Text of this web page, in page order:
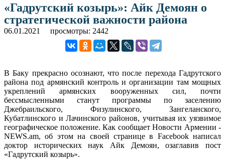
«Гадрутский козырь»: Айк Демоян о
стратегической важности района
06.01.2021 просмотры: 2442
В Баку прекрасно осознают, что после перехода Гадрутского
района под армянский контроль и организации там мощных
укреплений армянских вооруженных сил, почти
бессмысленными станут программы по заселению
Джебраильского, Физулинского, Зангеланского,
Кубатлинского и Лачинского районов, учитывая их уязвимое
географическое положение. Как сообщает Новости Армении -
NEWS.am, об этом на своей странице в Facebook написал
доктор исторических наук Айк Демоян, озаглавив пост
«Гадрутский козырь».